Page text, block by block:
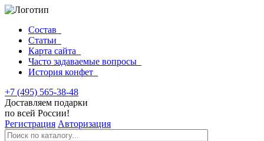
Состав
Статьи
Карта сайта
Часто задаваемые вопросы
История конфет
+7 (495) 565-38-48
Доставляем подарки
по всей России!
Регистрация Авторизация